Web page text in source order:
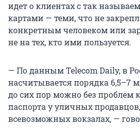
идет о клиентах с так
картами — теми, что не
конкретным человеком или
не на тех, кто ими пользуется.
— По данным Telecom Daily, в
насчитывается порядка 6,5–7
до сих пор можно без проблем
паспорта у уличных
всевозможных вокзалах, —